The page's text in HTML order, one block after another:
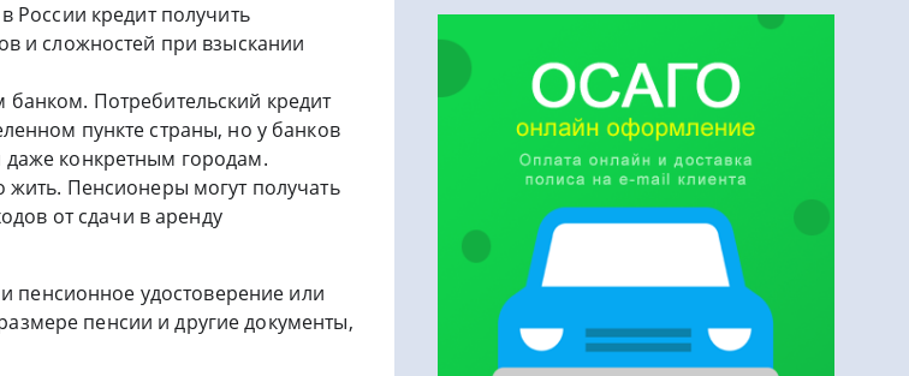
России кредит получить
и сложностей при взыскании
Потребительский кредит
пункте страны, но у банков
конкретным городам.
Пенсионеры могут получать
от сдачи в аренду
пенсионное удостоверение или
пенсии и другие документы,